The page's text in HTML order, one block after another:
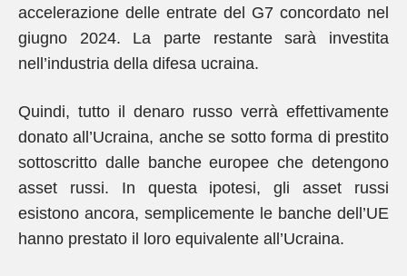
accelerazione delle entrate del G7 concordato nel
giugno 2024. La parte restante sarà investita
nell’industria della difesa ucraina.
Quindi, tutto il denaro russo verrà effettivamente
donato all’Ucraina, anche se sotto forma di prestito
sottoscritto dalle banche europee che detengono
asset russi. In questa ipotesi, gli asset russi
esistono ancora, semplicemente le banche dell’UE
hanno prestato il loro equivalente all’Ucraina.